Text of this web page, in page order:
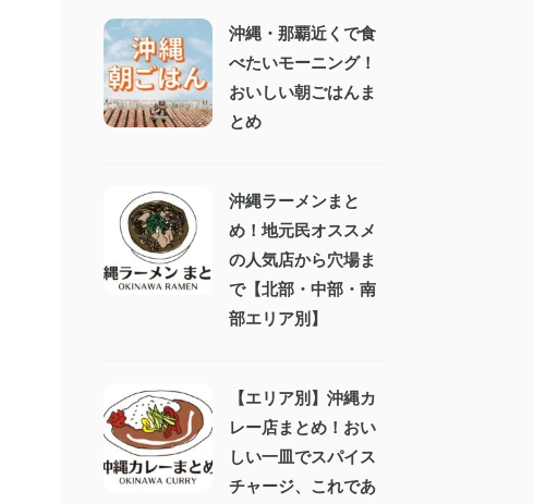
沖縄・那覇近くで食
べたいモーニング！
おいしい朝ごはんま
とめ
沖縄ラーメンまと
め！地元民オススメ
の人気店から穴場ま
で【北部・中部・南
部エリア別】
【エリア別】沖縄カ
レー店まとめ！おい
しい一皿でスパイス
チャージ、これであ